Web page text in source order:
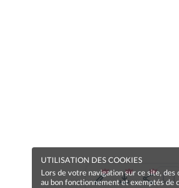
UTILISATION DES COOKIES
Lors de votre navigation sur ce site, des
au bon fonctionnement et exemptés de